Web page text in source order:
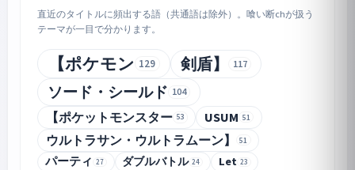
直近のタイトルに頻出する語（共通語は除外）。喰い断chが扱う
テーマが一目で分かります。
【ポケモン 129 剣盾】 117
ソード・シールド 104
【ポケットモンスター 53 USUM 51
ウルトラサン・ウルトラムーン】 51
パーティ 27 ダブルバトル 24 Let 23